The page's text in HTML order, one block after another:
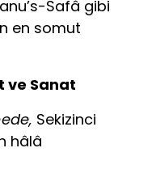
Safâ gibi
en somut
ve Sanat
Sekizinci
hâlâ